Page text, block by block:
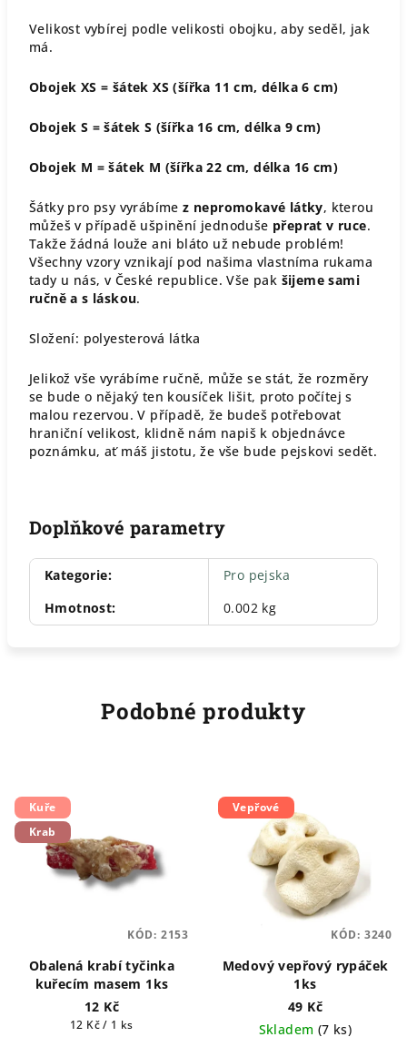
Velikost vybírej podle velikosti obojku, aby seděl, jak
má.
Obojek XS = šátek XS (šířka 11 cm, délka 6 cm)
Obojek S = šátek S (šířka 16 cm, délka 9 cm)
Obojek M = šátek M (šířka 22 cm, délka 16 cm)
Šátky pro psy vyrábímez nepromokavé látky, kterou
můžeš v případě ušpinění jednoduše přeprat v ruce.
Takže žádná louže ani bláto už nebude problém!
Všechny vzory vznikají pod našima vlastníma rukama
tady u nás, v České republice. Vše pak šijeme sami
ručně a s láskou.
Složení: polyesterová látka
Jelikož vše vyrábíme ručně, může se stát, že rozměry
se bude o nějaký ten kousíček lišit, proto počítej s
malou rezervou. V případě, že budeš potřebovat
hraniční velikost, klidně nám napiš k objednávce
poznámku, ať máš jistotu, že vše bude pejskovi sedět.
Doplňkové parametry
Kategorie:
Pro pejska
Hmotnost: 0.002 kg
Podobné produkty
Kuře
Krab
Obalená krabí tyčinka
kuřecím masem 1ks
12 Kč
Měrná
12 Kč / 1 ks
KÓD: 2153
Vepřové
Medový vepřový rypáček
1ks
49 Kč
Skladem (7 ks)
KÓD: 3240